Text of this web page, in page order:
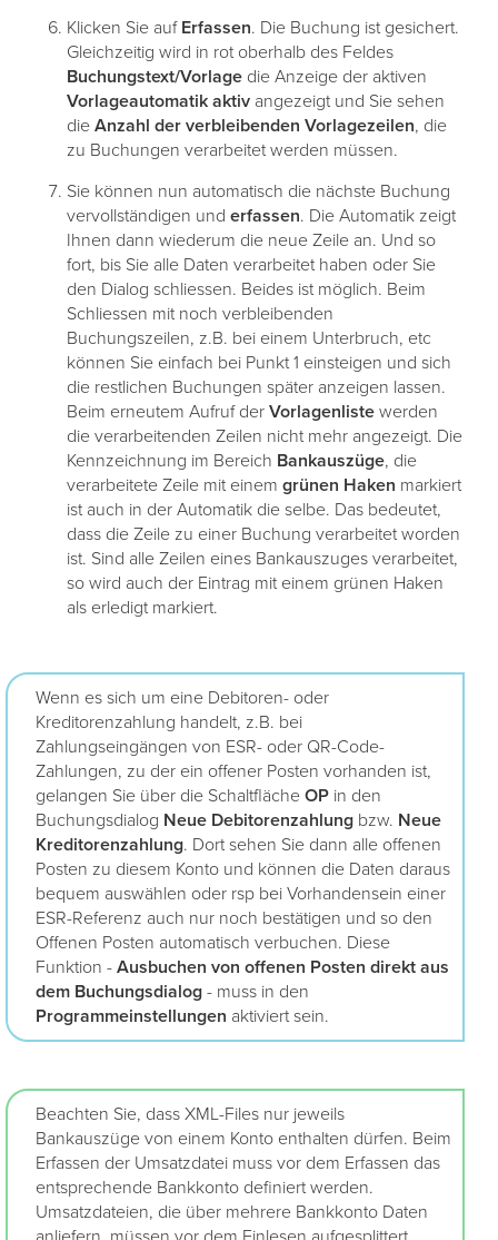
Klicken Sie auf Erfassen. Die Buchung ist gesichert.
Gleichzeitig wird in rot oberhalb des Feldes
Buchungstext/Vorlage die Anzeige der aktiven
Vorlageautomatik aktiv angezeigt und Sie sehen
die Anzahl der verbleibenden Vorlagezeilen, die
zu Buchungen verarbeitet werden müssen.
Sie können nun automatisch die nächste Buchung
vervollständigen und erfassen. Die Automatik zeigt
Ihnen dann wiederum die neue Zeile an. Und so
fort, bis Sie alle Daten verarbeitet haben oder Sie
den Dialog schliessen. Beides ist möglich. Beim
Schliessen mit noch verbleibenden
Buchungszeilen, z.B. bei einem Unterbruch, etc
können Sie einfach bei Punkt 1 einsteigen und sich
die restlichen Buchungen später anzeigen lassen.
Beim erneutem Aufruf der Vorlagenliste werden
die verarbeitenden Zeilen nicht mehr angezeigt. Die
Kennzeichnung im Bereich Bankauszüge, die
verarbeitete Zeile mit einem grünen Haken markiert
ist auch in der Automatik die selbe. Das bedeutet,
dass die Zeile zu einer Buchung verarbeitet worden
ist. Sind alle Zeilen eines Bankauszuges verarbeitet,
so wird auch der Eintrag mit einem grünen Haken
als erledigt markiert.
Wenn es sich um eine Debitoren- oder
Kreditorenzahlung handelt, z.B. bei
Zahlungseingängen von ESR- oder QR-Code-
Zahlungen, zu der ein offener Posten vorhanden ist,
gelangen Sie über die Schaltfläche OP in den
Buchungsdialog Neue Debitorenzahlung bzw. Neue
Kreditorenzahlung. Dort sehen Sie dann alle offenen
Posten zu diesem Konto und können die Daten daraus
bequem auswählen oder rsp bei Vorhandensein einer
ESR-Referenz auch nur noch bestätigen und so den
Offenen Posten automatisch verbuchen. Diese
Funktion - Ausbuchen von offenen Posten direkt aus
dem Buchungsdialog - muss in den
Programmeinstellungen aktiviert sein.
Beachten Sie, dass XML-Files nur jeweils
Bankauszüge von einem Konto enthalten dürfen. Beim
Erfassen der Umsatzdatei muss vor dem Erfassen das
entsprechende Bankkonto definiert werden.
Umsatzdateien, die über mehrere Bankkonto Daten